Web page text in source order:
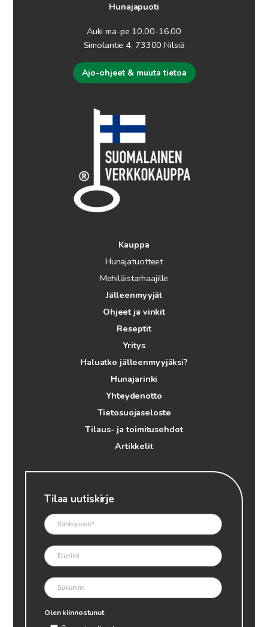
Hunajapuoti
Auki ma-pe 10.00-16.00
Simolantie 4, 73300 Nilsiä
Ajo-ohjeet & muuta tietoa
Kauppa
Hunajatuotteet
Mehiläistarhaajille
Jälleenmyyjät
Ohjeet ja vinkit
Reseptit
Yritys
Haluatko jälleenmyyjäksi?
Hunajarinki
Yhteydenotto
Tietosuojaseloste
Tilaus- ja toimitusehdot
Artikkelit
Tilaa uutiskirje
Olen kiinnostunut